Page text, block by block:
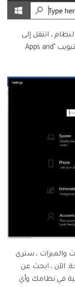
، انتقل إلى
"Apps". ضمن التطبيقات ، انتقل إلى علامة التبويب "Apps and
والميزات ، سترى
الآن ، ابحث عن
في نظامك وأي